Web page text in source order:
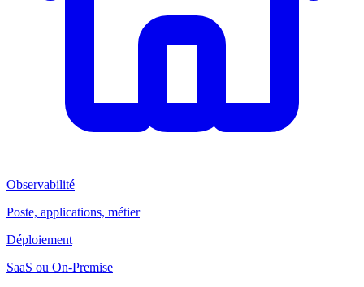
Observabilité
Poste, applications, métier
Déploiement
SaaS ou On-Premise